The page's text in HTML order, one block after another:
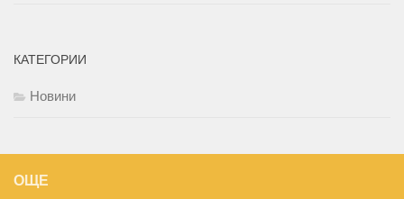
КАТЕГОРИИ
Новини
ОЩЕ